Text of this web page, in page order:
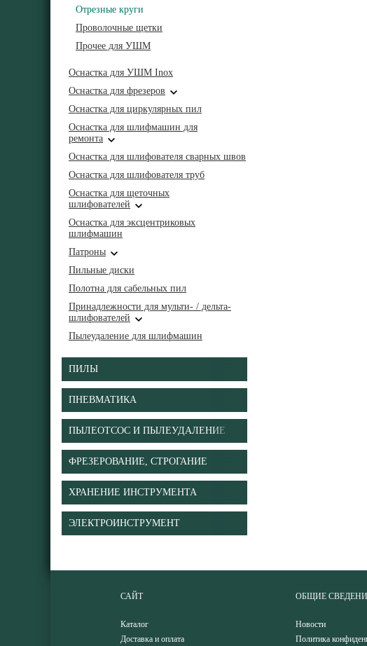
Отрезные круги
Проволочные щетки
Прочее для УШМ
Оснастка для УШМ Inox
Оснастка для фрезеров
Оснастка для циркулярных пил
Оснастка для шлифмашин для
ремонта
Оснастка для шлифователя сварных швов
Оснастка для шлифователя труб
Оснастка для щеточных
шлифователей
Оснастка для эксцентриковых
шлифмашин
Патроны
Пильные диски
Полотна для сабельных пил
Принадлежности для мульти- / дельта-
шлифователей
Пылеудаление для шлифмашин
ПИЛЫ
ПНЕВМАТИКА
ПЫЛЕОТСОС И ПЫЛЕУДАЛЕНИЕ
ФРЕЗЕРОВАНИЕ, СТРОГАНИЕ
ХРАНЕНИЕ ИНСТРУМЕНТА
ЭЛЕКТРОИНСТРУМЕНТ
САЙТ
Каталог
Доставка и оплата
ОБЩИЕ
Новости
Политика